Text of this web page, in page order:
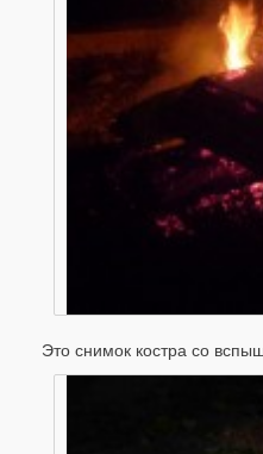
Это снимок костра со